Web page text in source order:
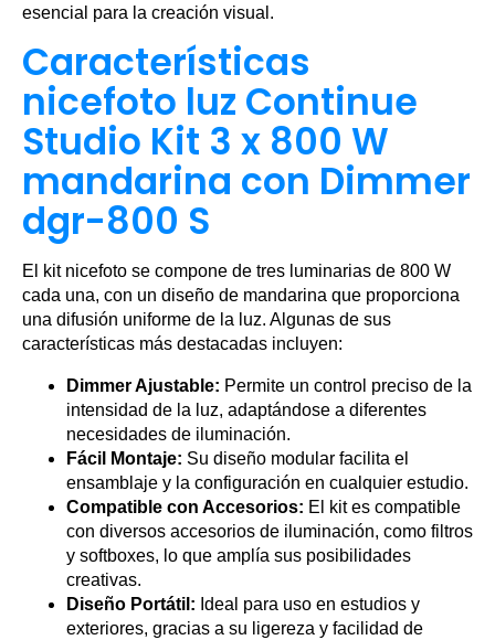
esencial para la creación visual.
Características
nicefoto luz Continue
Studio Kit 3 x 800 W
mandarina con Dimmer
dgr-800 S
El kit nicefoto se compone de tres luminarias de 800 W
cada una, con un diseño de mandarina que proporciona
una difusión uniforme de la luz. Algunas de sus
características más destacadas incluyen:
Dimmer Ajustable: Permite un control preciso de la
intensidad de la luz, adaptándose a diferentes
necesidades de iluminación.
Fácil Montaje: Su diseño modular facilita el
ensamblaje y la configuración en cualquier estudio.
Compatible con Accesorios: El kit es compatible
con diversos accesorios de iluminación, como filtros
y softboxes, lo que amplía sus posibilidades
creativas.
Diseño Portátil: Ideal para uso en estudios y
exteriores, gracias a su ligereza y facilidad de